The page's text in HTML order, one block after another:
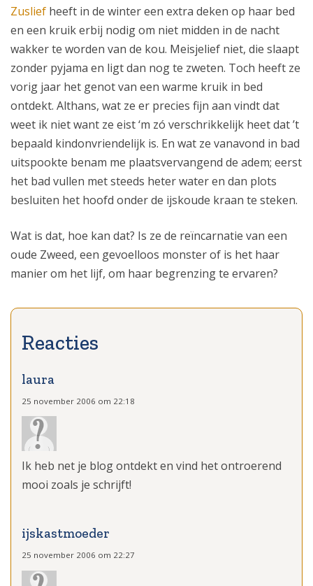
Zuslief heeft in de winter een extra deken op haar bed
en een kruik erbij nodig om niet midden in de nacht
wakker te worden van de kou. Meisjelief niet, die slaapt
zonder pyjama en ligt dan nog te zweten. Toch heeft ze
vorig jaar het genot van een warme kruik in bed
ontdekt. Althans, wat ze er precies fijn aan vindt dat
weet ik niet want ze eist ‘m zó verschrikkelijk heet dat ’t
bepaald kindonvriendelijk is. En wat ze vanavond in bad
uitspookte benam me plaatsvervangend de adem; eerst
het bad vullen met steeds heter water en dan plots
besluiten het hoofd onder de ijskoude kraan te steken.
Wat is dat, hoe kan dat? Is ze de reïncarnatie van een
oude Zweed, een gevoelloos monster of is het haar
manier om het lijf, om haar begrenzing te ervaren?
laura
25 november 2006 om 22:18
Ik heb net je blog ontdekt en vind het ontroerend
mooi zoals je schrijft!
ijskastmoeder
25 november 2006 om 22:27